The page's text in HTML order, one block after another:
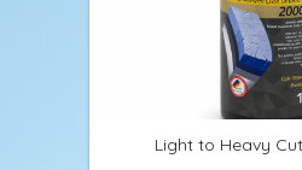
Light to Heavy